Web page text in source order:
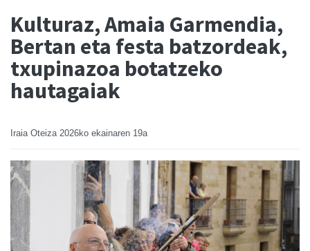
Kulturaz, Amaia Garmendia,
Bertan eta festa batzordeak,
txupinazoa botatzeko
hautagaiak
Iraia Oteiza 2026ko ekainaren 19a